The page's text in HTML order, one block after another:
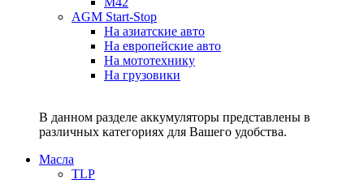
AGM Start-Stop
На азиатские авто
На европейские авто
На мототехнику
На грузовики
В данном разделе аккумуляторы представлены в
различных категориях для Вашего удобства.
Масла
TLP